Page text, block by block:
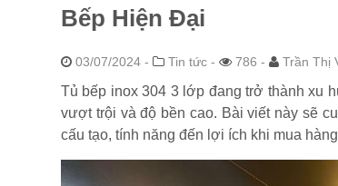
Bếp Hiện Đại
03/07/2024 - Tin tức - 786 - Trần Thị
Tủ bếp inox 304 3 lớp đang trở thành xu
vượt trội và độ bền cao. Bài viết này sẽ
cấu tạo, tính năng đến lợi ích khi mua